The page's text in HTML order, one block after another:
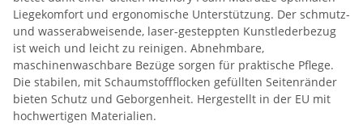
Liegekomfort und ergonomische Unterstützung. Der schmutz-
und wasserabweisende, laser-gesteppten Kunstlederbezug
ist weich und leicht zu reinigen. Abnehmbare,
maschinenwaschbare Bezüge sorgen für praktische Pflege.
Die stabilen, mit Schaumstoffflocken gefüllten Seitenränder
bieten Schutz und Geborgenheit. Hergestellt in der EU mit
hochwertigen Materialien.